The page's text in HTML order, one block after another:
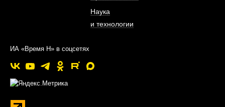
Наука
и технологии
ИА «Время Н» в соцсетях